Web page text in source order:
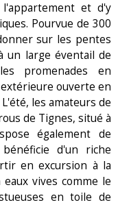
et d'y
Pourvue de 300
sur les pentes
un large éventail de
promenades en
ouverte en
les amateurs de
de Tignes, situé à
également de
d'un riche
en excursion à la
vives comme le
en toile de